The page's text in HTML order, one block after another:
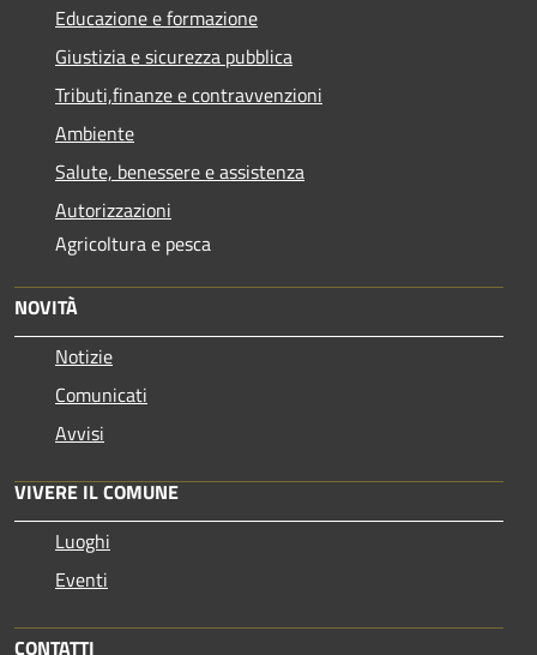
Educazione e formazione
Giustizia e sicurezza pubblica
Tributi,finanze e contravvenzioni
Ambiente
Salute, benessere e assistenza
Autorizzazioni
Agricoltura e pesca
NOVITÀ
Notizie
Comunicati
Avvisi
VIVERE IL COMUNE
Luoghi
Eventi
CONTATTI